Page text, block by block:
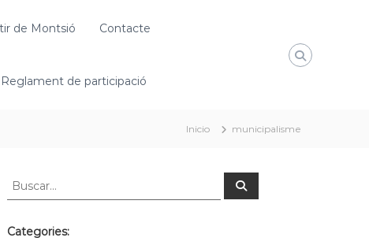
de Montsió Contacte
Reglament de participació
Inicio municipalisme
Categories: